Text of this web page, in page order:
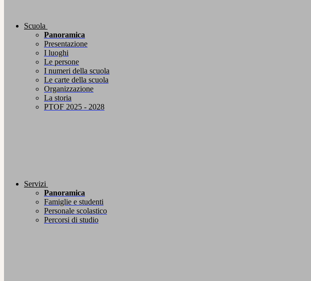
Scuola
Panoramica
Presentazione
I luoghi
Le persone
I numeri della scuola
Le carte della scuola
Organizzazione
La storia
PTOF 2025 - 2028
Servizi
Panoramica
Famiglie e studenti
Personale scolastico
Percorsi di studio